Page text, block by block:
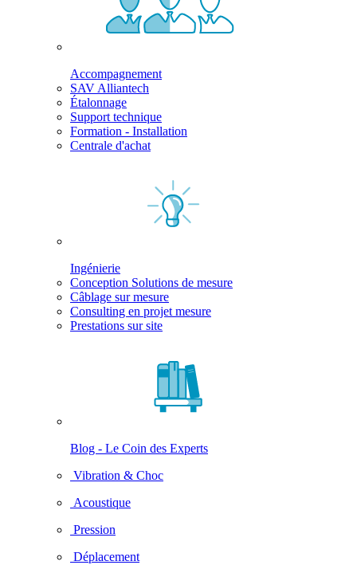
Accompagnement
SAV Alliantech
Étalonnage
Support technique
Formation - Installation
Centrale d'achat
Ingénierie
Conception Solutions de mesure
Câblage sur mesure
Consulting en projet mesure
Prestations sur site
Blog - Le Coin des Experts
Vibration & Choc
Acoustique
Pression
Déplacement